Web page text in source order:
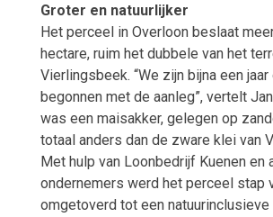
Groter en natuurlijker
Het perceel in Overloon beslaat
hectare, ruim het dubbele van het
Vierlingsbeek. “We zijn bijna een
begonnen met de aanleg”, vertelt
was een maisakker, gelegen op
totaal anders dan de zware klei van
Met hulp van Loonbedrijf Kuenen en
ondernemers werd het perceel stap
omgetoverd tot een natuurinclusieve